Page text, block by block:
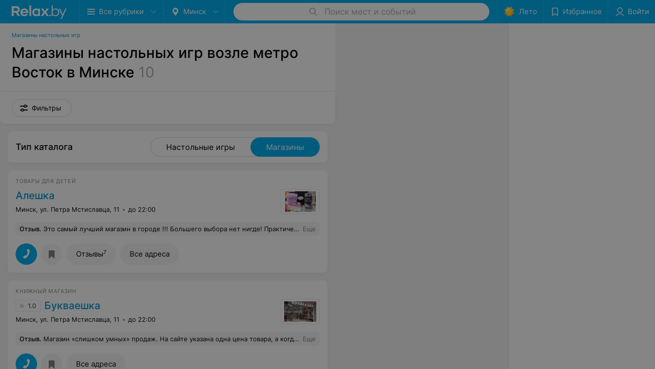
Все рубрики Минск Поиск мест и событий Лето Избранное Войти
Магазины настольных игр
Магазины настольных игр возле метро
Восток в Минске 10
Фильтры
Тип каталога Настольные игры Магазины
ТОВАРЫ ДЛЯ ДЕТЕЙ
Алешка
Минск, ул. Петра Мстиславца, 11 до 22:00
Отзыв. Это самый лучший магазин в городе !!! Большего выбора нет нигде! Практически все, что идет по рекламе имеется в магазине ( нам почти всегда везло в плане заказов детей ). Спасибо консультантам, очень внимательное и хорошее отношение ! Всем своим знакомым рекомендую этот магазин ! Еще
Отзывы7 Все адреса
КНИЖНЫЙ МАГАЗИН
1.0 Букваешка
Минск, ул. Петра Мстиславца, 11 до 22:00
Отзыв. Магазин «слишком умных» продаж. На сайте указана одна цена товара, а когда приходишь за товаром в магазин, на кассе пробивают совсем другой ценник. Продавцы говорят мол «это не мы, это политика руководства». С таким подходом далеко не уйдете! Еще
Все адреса